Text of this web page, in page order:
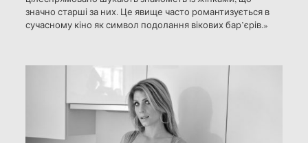
значно старші за них. Це явище часто романтизується в
сучасному кіно як символ подолання вікових бар’єрів.»